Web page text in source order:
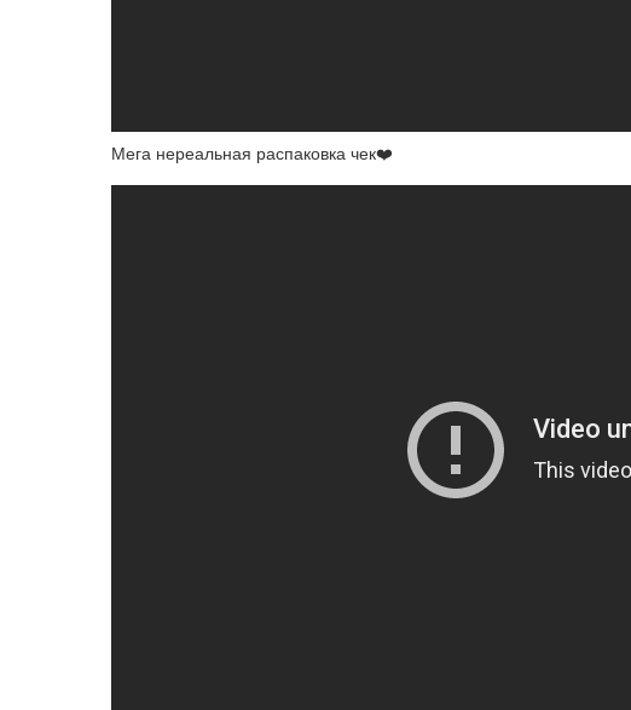
Мега нереальная распаковка чек❤️